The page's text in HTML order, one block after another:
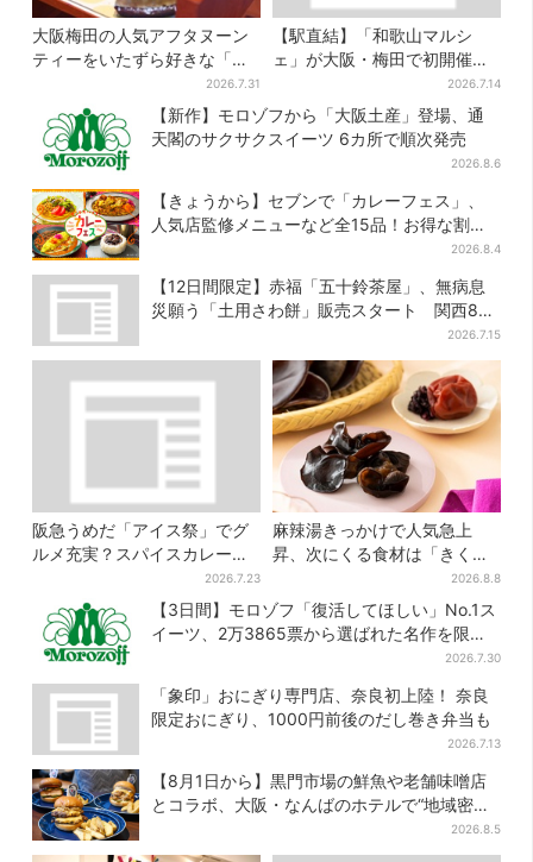
大阪梅田の人気アフタヌーン
ティーをいたずら好きな「リ
トルミイ」がジャック！「ム
ーミン」たちとバカンスへ
2026.7.31
【駅直結】「和歌山マルシ
ェ」が大阪・梅田で初開催！
桃・シャインマスカット・巨
峰がずらり
2026.7.14
【新作】モロゾフから「大阪土産」登場、通
天閣のサクサクスイーツ 6カ所で順次発売
2026.8.6
【きょうから】セブンで「カレーフェス」、
人気店監修メニューなど全15品！お得な割引
2026.8.4
【12日間限定】赤福「五十鈴茶屋」、無病息
災願う「土用さわ餅」販売スタート 関西8カ
2026.7.15
阪急うめだ「アイス祭」でグ
ルメ充実？スパイスカレー・
ピザ・ポテト…“しょっぱいも
の食べたい”が叶う
2026.7.23
麻辣湯きっかけで人気急上
昇、次にくる食材は「きくら
げ」？ お菓子もヒット、購入
者9割超が女性
2026.8.8
【3日間】モロゾフ「復活してほしい」No.1ス
イーツ、2万3865票から選ばれた名作を限定
2026.7.30
「象印」おにぎり専門店、奈良初上陸！ 奈良
限定おにぎり、1000円前後のだし巻き弁当も
2026.7.13
【8月1日から】黒門市場の鮮魚や老舗味噌店
とコラボ、大阪・なんばのホテルで“地域密
2026.8.5